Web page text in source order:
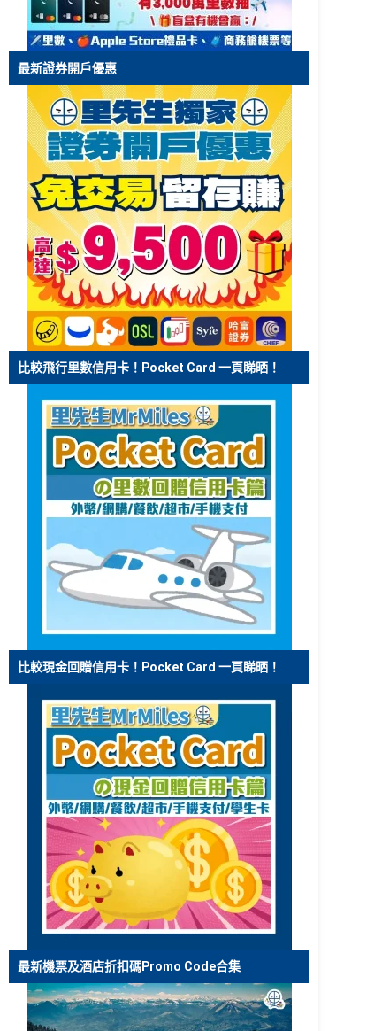
最新證券開戶優惠
比較飛行里數信用卡！Pocket Card 一頁睇晒！
比較現金回贈信用卡！Pocket Card 一頁睇晒！
最新機票及酒店折扣碼Promo Code合集